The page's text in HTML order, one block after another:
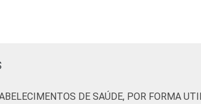
DE SAÚDE, POR FORMA